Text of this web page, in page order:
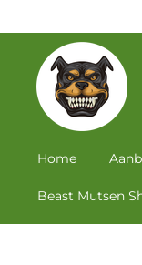
hoofdinhoud
Home
Beast Mutsen